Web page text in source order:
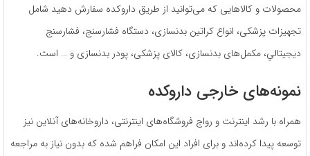
محصولات و کالاهایی که می‌توانید از طریق داروکده سفارش دهید شامل
تجهیزات پزشکی، انواع کراتین بدنسازی، دستگاه فشارسنج، فشارسنج
ديجيتالي، مکمل‌های بدنسازی، کالای پزشکی، پودر بدنسازی و … است.
نمونه‌های خارجی داروکده
همراه با رشد اینترنت و رواج فروشگاه‌های اینترنتی، داروخانه‌های آنلاین نیز
توسعه پیدا کرده‌اند و برای افراد این امکان فراهم شده که بدون نیاز به مراجعه